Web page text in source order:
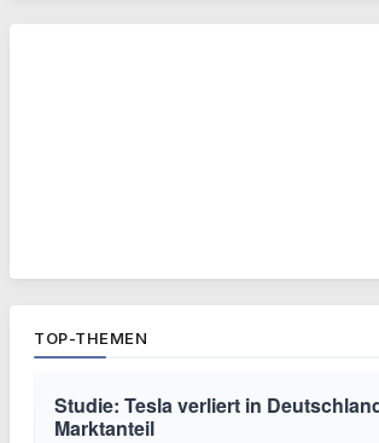
TOP-THEMEN
Studie: Tesla verliert in
Marktanteil